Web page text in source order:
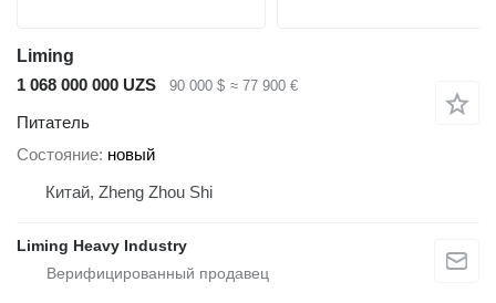
Liming
1 068 000 000 UZS
90 000 $ ≈ 77 900 €
Питатель
Состояние новый
Китай, Zheng Zhou Shi
Liming Heavy Industry